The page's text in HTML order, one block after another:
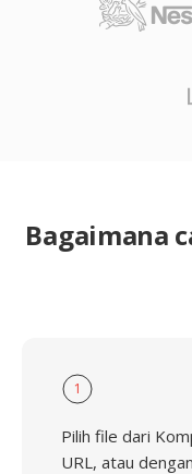
Bagaimana
1
Pilih file dari
URL, atau